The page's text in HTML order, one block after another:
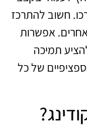
חשוב להתרכז
אפשרות
תמיכה
של כל